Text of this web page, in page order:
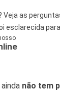
Veja as
esclarecida
não tem